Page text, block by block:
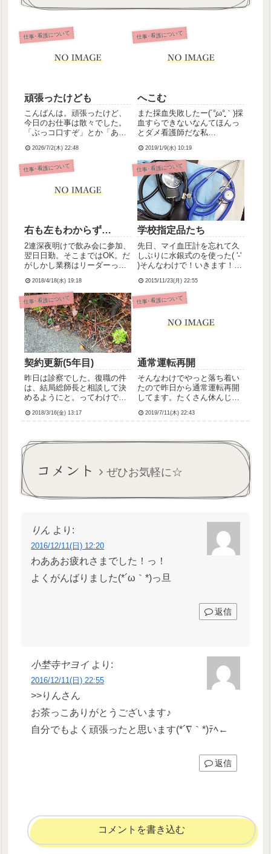
仕事･看護について
頑張ったけども
こんばんは。頑張ったけど、
今日のお仕事は散々でした。
「ぶっコ口すぞ」とか「あ
し、かためのトロミ付けない
とむせちゃう人、「うがいし
てね」って言ったのに水飲ん
務時、酸素が切れてたインシ
2026/7/2(木) 22:48
仕事･看護について
へこむ
また採血失敗したー(´°̥̥ω°̥̥｀)採
血すらできないなんてほんっ
とダメ看護師だな私
にスピッツ接続してもひけな
いの謎なんだけど何故？！ほ
んとへこむんですけど…でも
平和な深夜だったからよかっ
た。今晩もだからこのまま...
2019/1/9(水) 10:19
仕事･看護について
右も左もわからず…
2連深夜明けで飲み会に参加、
翌日日勤。そこまではOK。だ
がしかし業務はリーダーって
オーダー出すのはひとりしか
いない。そう、むちゃぶり主
任。朝からよーいどんで指示
受け、私がもたついてしまっ
たせいか、Dr.(...
2018/4/18(水) 19:18
仕事･看護について
学校指定品たち
先日、マイ血圧計を忘れて久
しぶりに水銀式のを使った( '-'
)そんなわけで！いきます！思
ーズ！(前回はこちら)今回は
看護学校時代に買わされた買
った物品編。画像重いので追
2015/11/23(月) 22:55
仕事･看護について
契約更新(5年目)
昨日は診察でした。復職の件
は、結局総師長と相談して決
めるようにと。ってわけで、
たのだけど、やはりまだ現状
に関して、迷いは消えたもの
の、やっぱり不安もあって葛
藤して...
2018/3/16(金) 13:17
仕事･看護について
通常運転再開
そんなわけでやっと落ち着い
たので昨日から通常運転再開
してます。たくさん休んじゃ
なっちゃったwその、たくさ
申し訳ありませんでした、と
ヤヨイ...
2019/7/11(木) 22:43
コメント ぜひお気軽に☆
りん より:
2016/12/11(日) 12:20
わああお疲れさまでした！っ！
よくがんばりました(*´ω｀*)っ旦
返信
小埜寺ヤヨイ より:
2016/12/11(日) 22:55
>>りんさん
お茶っこありがとうございます♪
自分でもよく頑張ったと思います(*´∇｀*)ﾃﾍ←
返信
コメントを書き込む